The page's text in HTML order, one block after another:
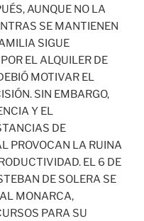
AUNQUE NO LA
SE MANTIENEN
SIGUE
EL ALQUILER DE
MOTIVAR EL
SIN EMBARGO,
Y EL
DE
PROVOCAN LA RUINA
EL 6 DE
DE SOLERA SE
MONARCA,
PARA SU